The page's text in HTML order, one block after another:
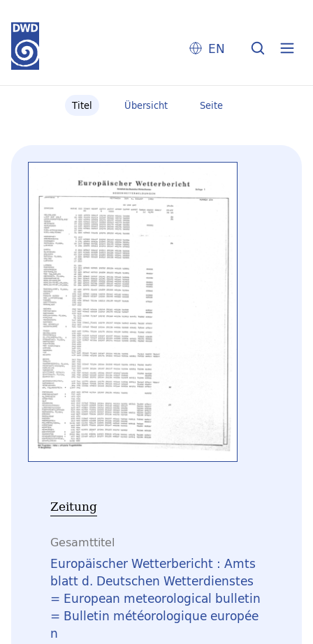
EN
Titel Übersicht Seite
Zeitung
Gesamttitel
Europäischer Wetterbericht : Amts
blatt d. Deutschen Wetterdienstes
= European meteorological bulletin
= Bulletin météorologique europée
n